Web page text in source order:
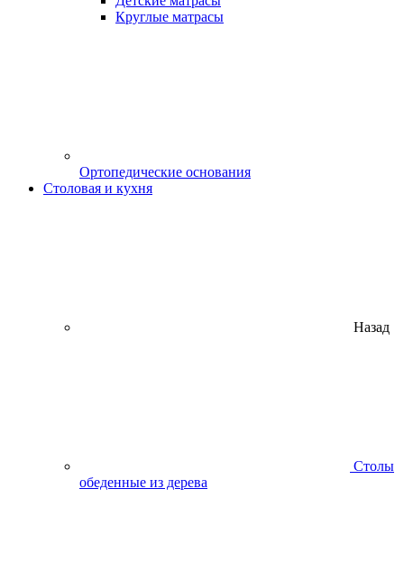
Круглые матрасы
Ортопедические основания
Столовая и кухня
Назад
Столы
обеденные из дерева